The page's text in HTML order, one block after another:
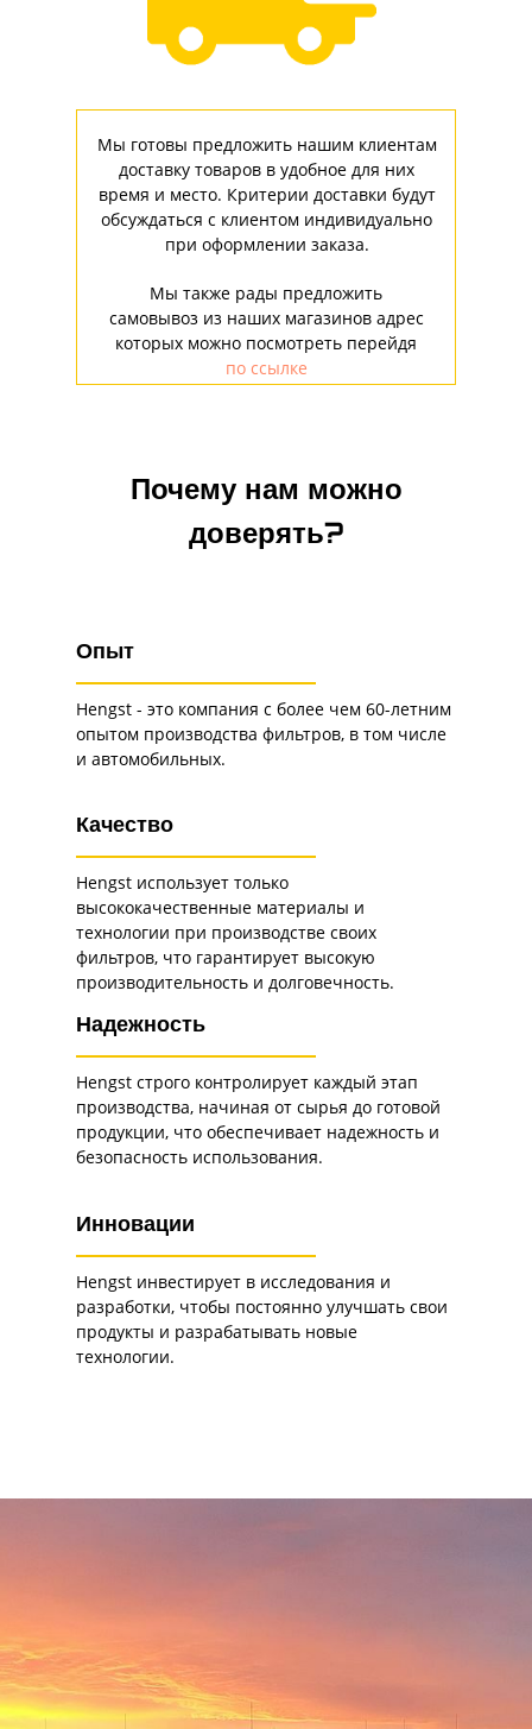
Мы готовы предложить нашим клиентам
доставку товаров в удобное для них
время и место. Критерии доставки будут
обсуждаться с клиентом индивидуально
при оформлении заказа.
Мы также рады предложить
самовывоз из наших магазинов адрес
которых можно посмотреть перейдя
по ссылке
Почему нам можно
доверять?
Опыт
Hengst - это компания с более чем 60-летним
опытом производства фильтров, в том числе
и автомобильных.
Качество
Надежность
Hengst использует только
высококачественные материалы и
технологии при производстве своих
фильтров, что гарантирует высокую
производительность и долговечность.
Инновации
Hengst строго контролирует каждый этап
производства, начиная от сырья до готовой
продукции, что обеспечивает надежность и
безопасность использования.
Hengst инвестирует в исследования и
разработки, чтобы постоянно улучшать свои
продукты и разрабатывать новые
технологии.